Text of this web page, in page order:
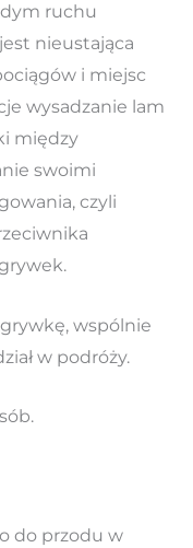
ruchu
nieustająca
i miejsc
wysadzanie lam
między
swoimi
czyli
wspólnie
w podróży.
do przodu w